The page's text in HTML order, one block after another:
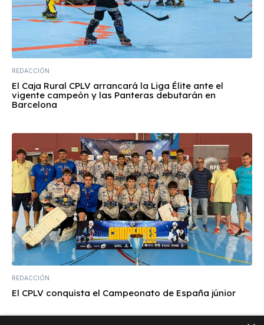
REDACCIÓN
El Caja Rural CPLV arrancará la Liga Élite ante el
vigente campeón y las Panteras debutarán en
Barcelona
REDACCIÓN
El CPLV conquista el Campeonato de España júnior